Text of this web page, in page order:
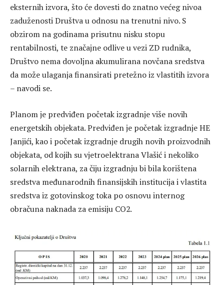
eksternih izvora, što će dovesti do znatno većeg nivoa
zaduženosti Društva u odnosu na trenutni nivo. S
obzirom na godinama prisutnu nisku stopu
rentabilnosti, te značajne odlive u vezi ZD rudnika,
Društvo nema dovoljna akumulirana novčana sredstva
da može ulaganja finansirati pretežno iz vlastitih izvora
– navodi se.
Planom je predviđen početak izgradnje više novih
energetskih objekata. Predviđen je početak izgradnje HE
Janjići, kao i početak izgradnje drugih novih proizvodnih
objekata, od kojih su vjetroelektrana Vlašić i nekoliko
solarnih elektrana, za čiju izgradnju bi bila korištena
sredstva međunarodnih finansijskih institucija i vlastita
sredstva iz gotovinskog toka po osnovu internog
obračuna naknada za emisiju CO2.